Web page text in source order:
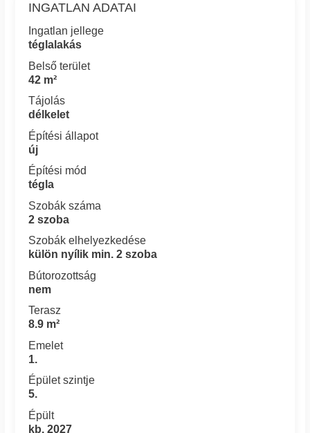
INGATLAN ADATAI
Ingatlan jellege
téglalakás
Belső terület
42 m²
Tájolás
délkelet
Építési állapot
új
Építési mód
tégla
Szobák száma
2 szoba
Szobák elhelyezkedése
külön nyílik min. 2 szoba
Bútorozottság
nem
Terasz
8.9 m²
Emelet
1.
Épület szintje
5.
Épült
kb. 2027